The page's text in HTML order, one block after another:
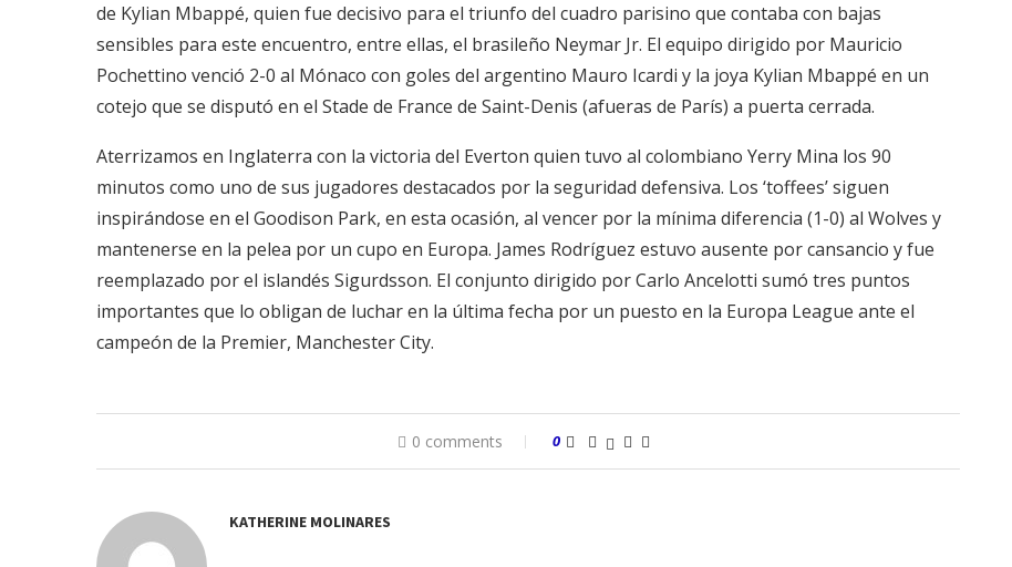
de Kylian Mbappé, quien fue decisivo para el triunfo del cuadro parisino que contaba con bajas
sensibles para este encuentro, entre ellas, el brasileño Neymar Jr. El equipo dirigido por Mauricio
Pochettino venció 2-0 al Mónaco con goles del argentino Mauro Icardi y la joya Kylian Mbappé en un
cotejo que se disputó en el Stade de France de Saint-Denis (afueras de París) a puerta cerrada.
Aterrizamos en Inglaterra con la victoria del Everton quien tuvo al colombiano Yerry Mina los 90
minutos como uno de sus jugadores destacados por la seguridad defensiva. Los ‘toffees’ siguen
inspirándose en el Goodison Park, en esta ocasión, al vencer por la mínima diferencia (1-0) al Wolves y
mantenerse en la pelea por un cupo en Europa. James Rodríguez estuvo ausente por cansancio y fue
reemplazado por el islandés Sigurdsson. El conjunto dirigido por Carlo Ancelotti sumó tres puntos
importantes que lo obligan de luchar en la última fecha por un puesto en la Europa League ante el
campeón de la Premier, Manchester City.
0 comments 0
KATHERINE MOLINARES